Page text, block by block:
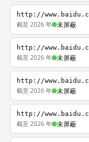
http://
截至 2026 年 未屏蔽
http://
截至 2026 年 未屏蔽
http://
截至 2026 年 未屏蔽
http://
截至 2026 年 未屏蔽